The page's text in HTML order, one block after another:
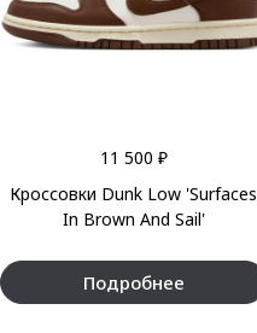
11 500 ₽
Кроссовки Dunk Low 'Surfaces
In Brown And Sail'
Подробнее